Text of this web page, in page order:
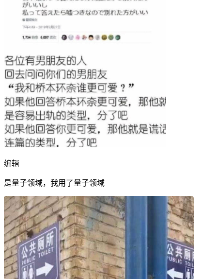
编辑
是量子领域，我用了量子领域